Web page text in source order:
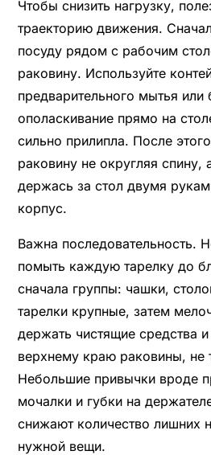
Чтобы снизить нагрузку,
траекторию движения.
посуду рядом с рабочим
раковину. Используйте
предварительного мытья или
ополаскивание прямо на
сильно прилипла. После
раковину не округляя спину,
держась за стол двумя
корпус.
Важна последовательность.
помыть каждую тарелку до
сначала группы: чашки,
тарелки крупные, затем
держать чистящие средства
верхнему краю раковины, не
Небольшие привычки вроде
мочалки и губки на
снижают количество лишних
нужной вещи.